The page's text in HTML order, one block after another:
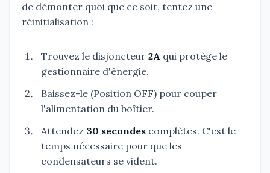
de démonter quoi que ce soit, tentez une
réinitialisation :
Trouvez le disjoncteur 2A qui protège le
gestionnaire d'énergie.
Baissez-le (Position OFF) pour couper
l'alimentation du boîtier.
Attendez 30 secondes complètes. C'est le
temps nécessaire pour que les
condensateurs se vident.